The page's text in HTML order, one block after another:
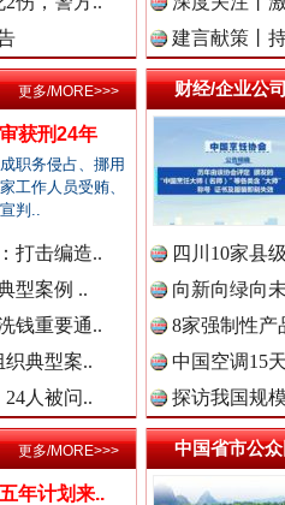
民新闻网.
众新闻网.
民新闻网.
共新闻网.
宴
建言献策丨
获刑24年
职务侵占、挪用
工作人员受贿、
判..
打击编造..
型案例 ..
钱重要通..
织典型案..
人被问..
更多/MORE>>> 财经/企业公
四川10家县
向新向绿向
8家强制性产
中国空调15
探访我国规
年计划来..
更多/MORE>>> 中国省市公